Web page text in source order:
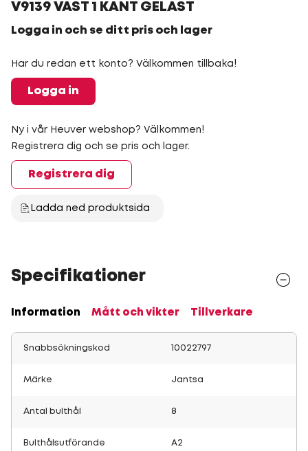
V9139 VAST 1 KANT GELAST
Logga in och se ditt pris och lager
Har du redan ett konto? Välkommen tillbaka!
Logga in
Ny i vår Heuver webshop? Välkommen!
Registrera dig och se pris och lager.
Registrera dig
Ladda ned produktsida
Specifikationer
Information Mått och vikter Tillverkare
Snabbsökningskod 10022797
Märke Jantsa
Antal bulthål 8
Bulthålsutförande A2